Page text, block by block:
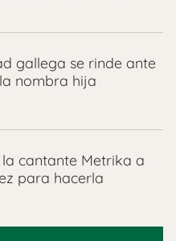
gallega se rinde ante
nombra hija
cantante Metrika a
para hacerla